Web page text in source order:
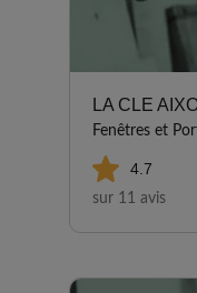
LA CLE
Fenêtres et
4.7
sur 11 avis